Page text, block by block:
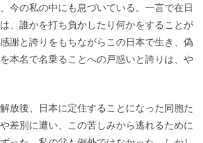
今の私の中にも息づいている。一言で在日
、誰かを打ち負かしたり何かをすることが
謝と誇りをもちながらこの日本で生き、偽
本名で名乗ることへの戸惑いと誇りは、や
放後、日本に定住することになった同胞た
差別に遭い、この苦しみから逃れるために